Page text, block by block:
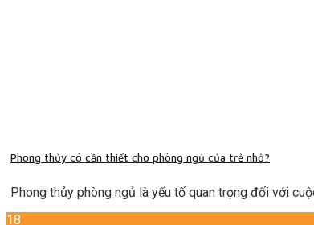
Phong thủy có cần thiết cho phòng ngủ của trẻ nhỏ?
Phong thủy phòng ngủ là yếu tố quan trọng đối với
18